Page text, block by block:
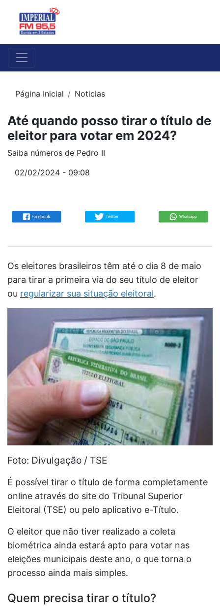
Página Inicial Noticias
Até quando posso tirar o título de
eleitor para votar em 2024?
Saiba números de Pedro II
02/02/2024 - 09:08
Os eleitores brasileiros têm até o dia 8 de maio
para tirar a primeira via do seu título de eleitor
ou regularizar sua situação eleitoral.
Foto: Divulgação / TSE
É possível tirar o título de forma completamente
online através do site do Tribunal Superior
Eleitoral (TSE) ou pelo aplicativo e-Título.
O eleitor que não tiver realizado a coleta
biométrica ainda estará apto para votar nas
eleições municipais deste ano, o que torna o
processo ainda mais simples.
Quem precisa tirar o título?